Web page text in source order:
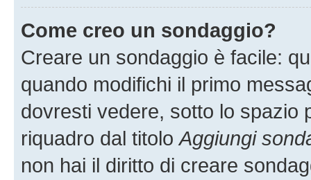
Come creo un sondaggio?
Creare un sondaggio è facile:
quando modifichi il primo
dovresti vedere, sotto lo spazio
riquadro dal titoloAggiungi
non hai il diritto di creare